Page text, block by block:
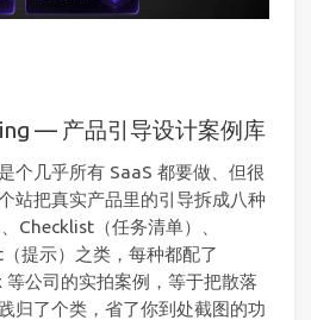
— 产品引导设计案例库
个几乎所有 SaaS 都要做、但很
站把真实产品里的引导拆成八种
（任务清单）、
提示）之类，每种都配了
公司的实拍案例，等于把散落
归了个类，省了你到处截图的功